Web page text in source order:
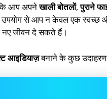
कि आप अपनेखाली बोतलों,पुराने
से आप न केवल एक स्वच्छ
नए जीवन दे सकते हैं।
आइडियाज़बनाने के कुछ